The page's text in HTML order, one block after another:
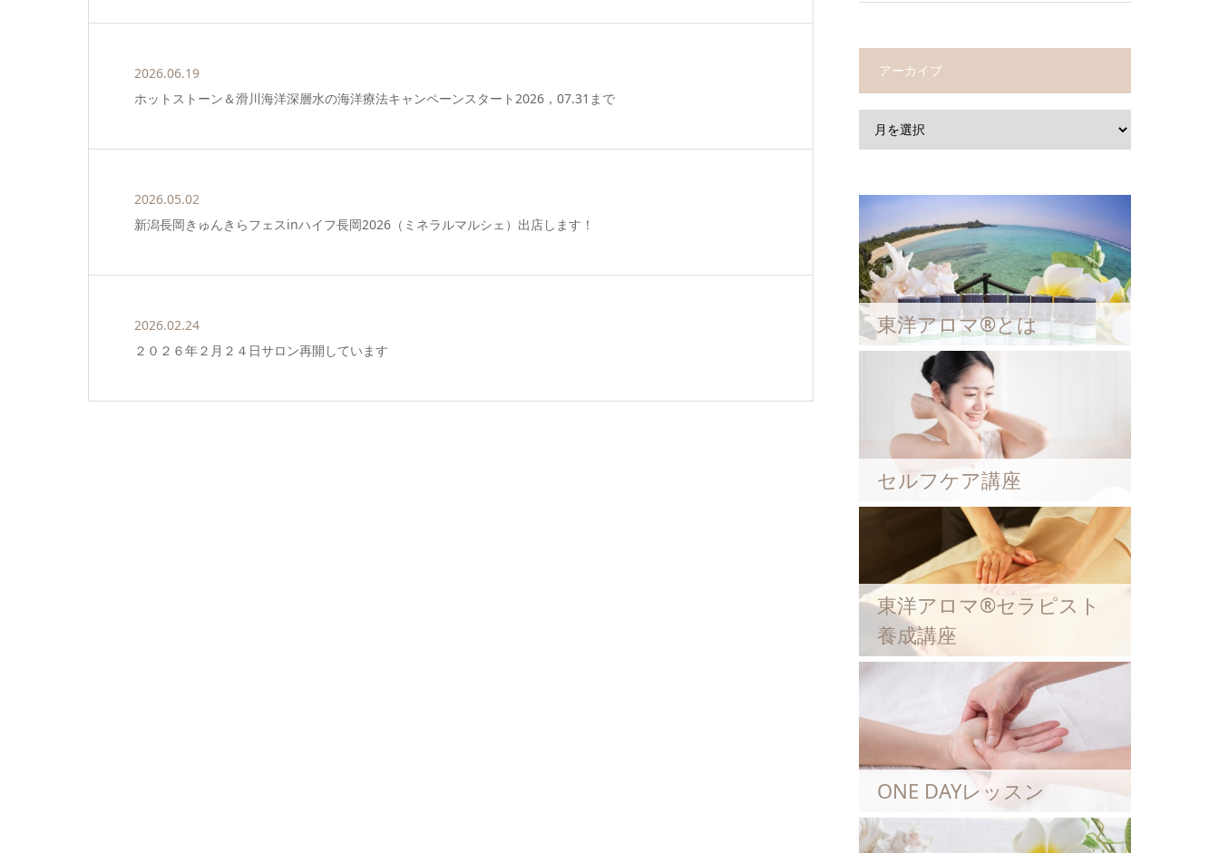
2026.06.19
ホットストーン＆滑川海洋深層水の海洋療法キャンペーンスタート2026，07.31まで
2026.05.02
新潟長岡きゅんきらフェスinハイフ長岡2026（ミネラルマルシェ）出店します！
2026.02.24
２０２６年２月２４日サロン再開しています
アーカイブ
東洋アロマ®とは
セルフケア講座
東洋アロマ®セラピスト
養成講座
ONE DAYレッスン